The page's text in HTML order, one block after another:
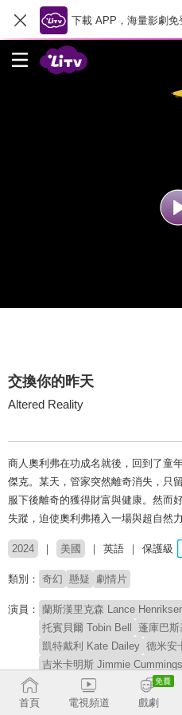
下載 APP，海量影劇免
交換你的昨天
Altered Reality
商人奧利弗在功成名就後，回到了童
傑克。某天，管家突然離奇消失，只
服下後離奇的獲得財富與健康。然而
失蹤，迫使奧利弗捲入一場與超自然
2024 美國 英語 保護級
類別： 奇幻 懸疑 劇情片
演員： 蘭斯漢里克森 Lance
托賓貝爾 Tobin Bell
蓬庫巴
凱特戴利 Kate Dailey 德米安
吉米卡明斯 Jimmie Cummings
卡珊卓班菲爾德 Kasandra
瑞吉路易斯 Rege Lewis 內森
首頁 電視頻道 戲劇